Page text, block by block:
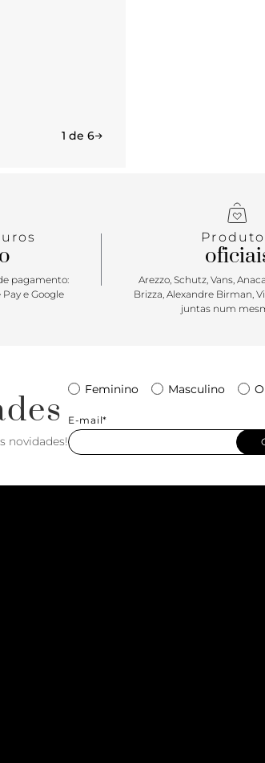
1 de 6
pagamento:
e Google
Arezzo, Schutz, Vans,
Brizza, Alexandre Birman,
juntas num
novidades!
Feminino Masculino
E-mail*